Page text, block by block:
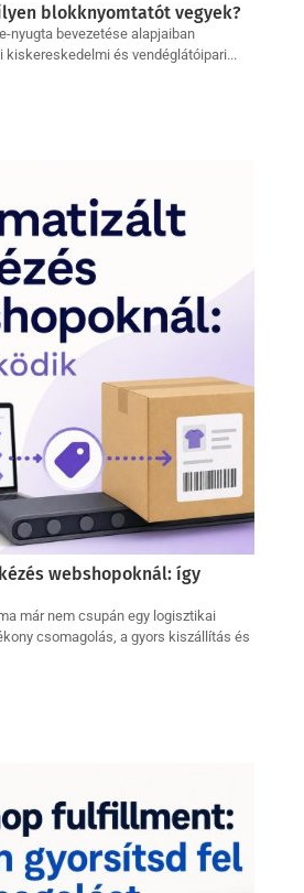
blokknyomtatót vegyek?
nyugta bevezetése alapjaiban
kiskereskedelmi és vendéglátóipari...
webshopoknál: így
már nem csupán egy logisztikai
csomagolás, a gyors kiszállítás és